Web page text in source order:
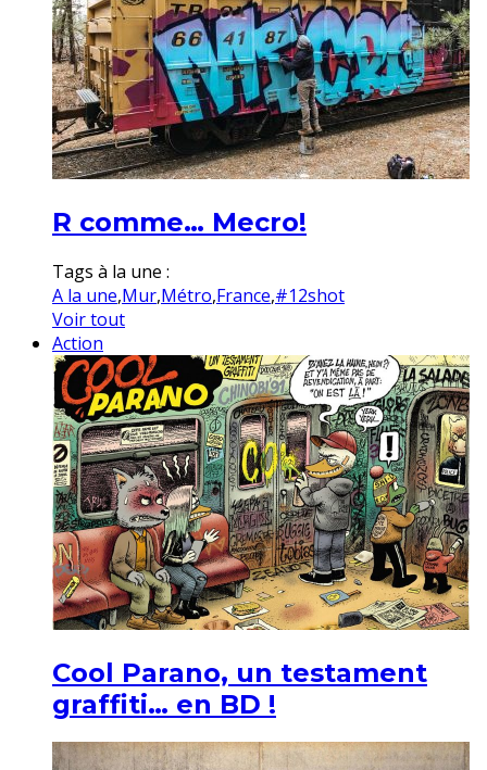
R comme… Mecro!
Tags à la une :
A la une,Mur,Métro,France,#12shot
Voir tout
Action
Cool Parano, un testament
graffiti… en BD !